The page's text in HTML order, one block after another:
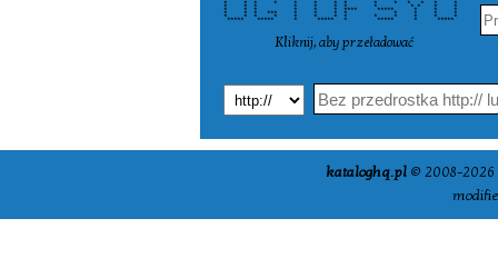
* * * * * * * * * * * * * *
* * * * * * * * * * * *
* * * * * * **** ***** * * *
* * * *** * * * * * * * *
* * * * * * * * * * * * *
***** ***** * ***** * ***** * *****
Kliknij, aby przeładować
kataloghq.pl © 2008-